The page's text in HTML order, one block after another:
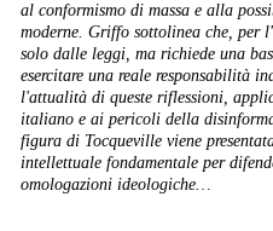
al conformismo di massa e alla
moderne. Griffo sottolinea che, per
solo dalle leggi, ma richiede una
esercitare una reale responsabilità
l'attualità di queste riflessioni,
italiano e ai pericoli della
figura di Tocqueville viene
intellettuale fondamentale per
omologazioni ideologiche…